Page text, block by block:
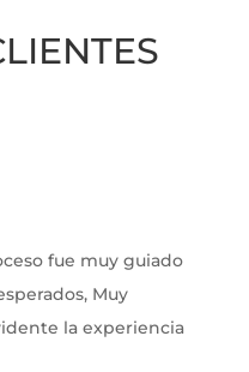
fue muy guiado
Muy
la experiencia